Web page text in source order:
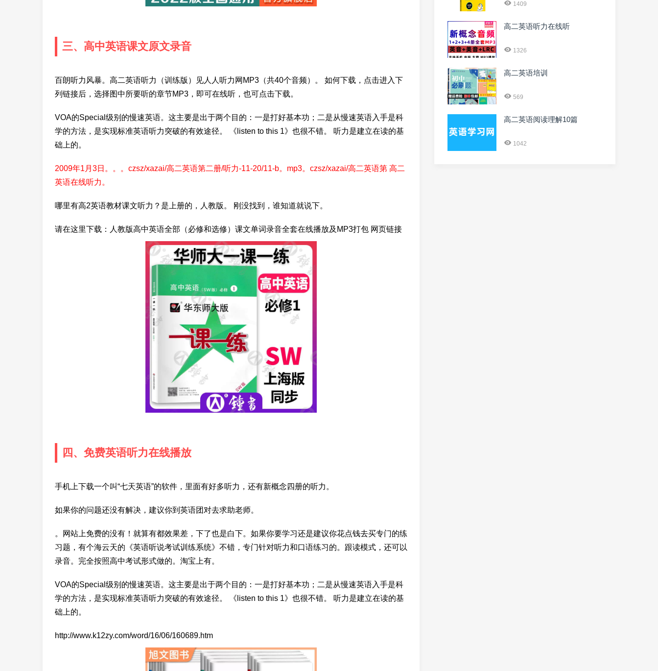
三、高中英语课文原文录音
百朗听力风暴。高二英语听力（训练版）见人人听力网MP3（共40个音频）。 如何下载，点击进入下
列链接后，选择图中所要听的章节MP3，即可在线听，也可点击下载。
VOA的Special级别的慢速英语。这主要是出于两个目的：一是打好基本功；二是从慢速英语入手是科
学的方法，是实现标准英语听力突破的有效途径。 《listen to this 1》也很不错。 听力是建立在读的基
础上的。
2009年1月3日。。。czsz/xazai/高二英语第二册/听力-11-20/11-b。mp3。czsz/xazai/高二英语第 高二
英语在线听力。
哪里有高2英语教材课文听力？是上册的，人教版。 刚没找到，谁知道就说下。
请在这里下载：人教版高中英语全部（必修和选修）课文单词录音全套在线播放及MP3打包 网页链接
四、免费英语听力在线播放
手机上下载一个叫“七天英语”的软件，里面有好多听力，还有新概念四册的听力。
如果你的问题还没有解决，建议你到英语团对去求助老师。
。网站上免费的没有！就算有都效果差，下了也是白下。如果你要学习还是建议你花点钱去买专门的练
习题，有个海云天的《英语听说考试训练系统》不错，专门针对听力和口语练习的。跟读模式，还可以
录音。完全按照高中考试形式做的。淘宝上有。
VOA的Special级别的慢速英语。这主要是出于两个目的：一是打好基本功；二是从慢速英语入手是科
学的方法，是实现标准英语听力突破的有效途径。 《listen to this 1》也很不错。 听力是建立在读的基
础上的。
http://www.k12zy.com/word/16/06/160689.htm
1409
高二英语听力在线听
1326
高二英语培训
569
高二英语阅读理解10篇
1042